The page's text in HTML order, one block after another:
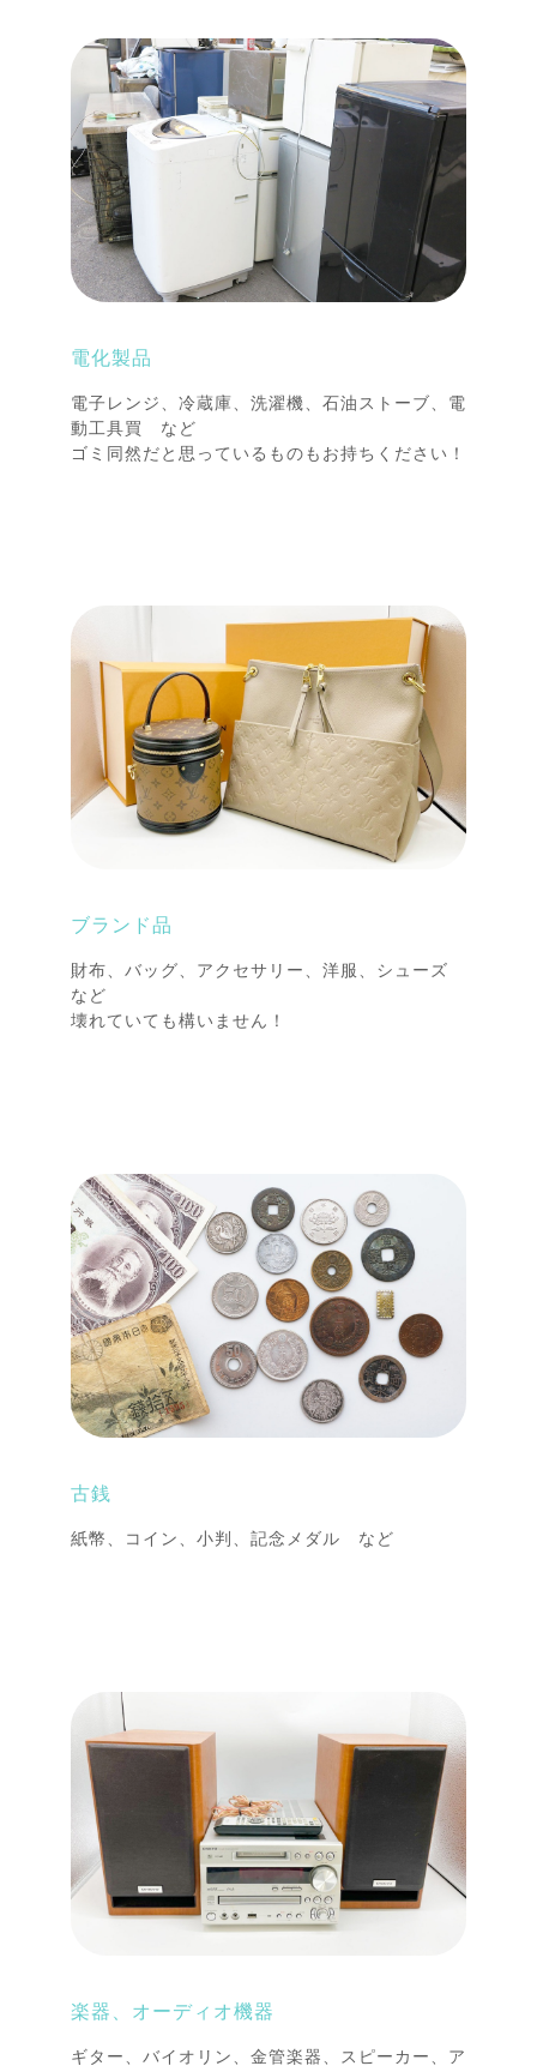
電化製品
電子レンジ、冷蔵庫、洗濯機、石油ストーブ、電
動工具買 など
ゴミ同然だと思っているものもお持ちください！
ブランド品
財布、バッグ、アクセサリー、洋服、シューズ
など
壊れていても構いません！
古銭
紙幣、コイン、小判、記念メダル など
楽器、オーディオ機器
ギター、バイオリン、金管楽器、スピーカー、ア